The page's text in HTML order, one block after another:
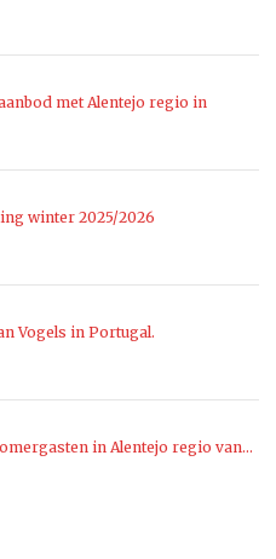
met Alentejo regio in
winter 2025/2026
Vogels in Portugal.
in Alentejo regio van…